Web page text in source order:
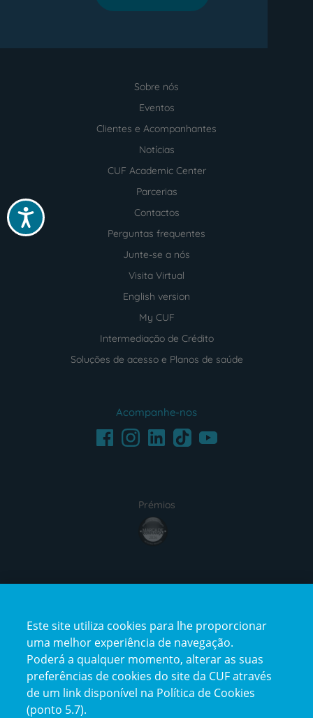
Acessibilidade
Sobre nós
Eventos
Clientes e Acompanhantes
Notícias
CUF Academic Center
Parcerias
Contactos
Perguntas frequentes
Junte-se a nós
Visita Virtual
English version
My CUF
Intermediação de Crédito
Soluções de acesso e Planos de saúde
Acompanhe-nos
FacebookInstagramLinkedInTikTokYoutube
Prémios
award4
certification2certification3
Este site utiliza cookies para lhe proporcionar
uma melhor experiência de navegação.
Poderá a qualquer momento, alterar as suas
preferências de cookies do site da CUF através
de um link disponível na Política de Cookies
(ponto 5.7).